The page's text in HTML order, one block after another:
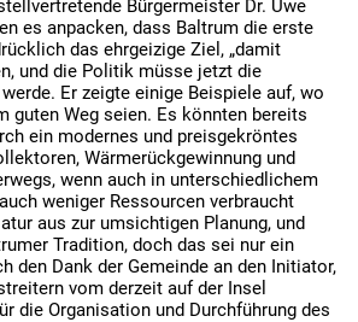
Bürgermeister Dr. Uwe
es anpacken, dass Baltrum die erste
das ehrgeizige Ziel, „damit
und die Politik müsse jetzt die
Er zeigte einige Beispiele auf, wo
guten Weg seien. Es könnten bereits
ein modernes und preisgekröntes
Wärmerückgewinnung und
wenn auch in unterschiedlichem
weniger Ressourcen verbraucht
aus zur umsichtigen Planung, und
Tradition, doch das sei nur ein
den Dank der Gemeinde an den Initiator,
vom derzeit auf der Insel
die Organisation und Durchführung des